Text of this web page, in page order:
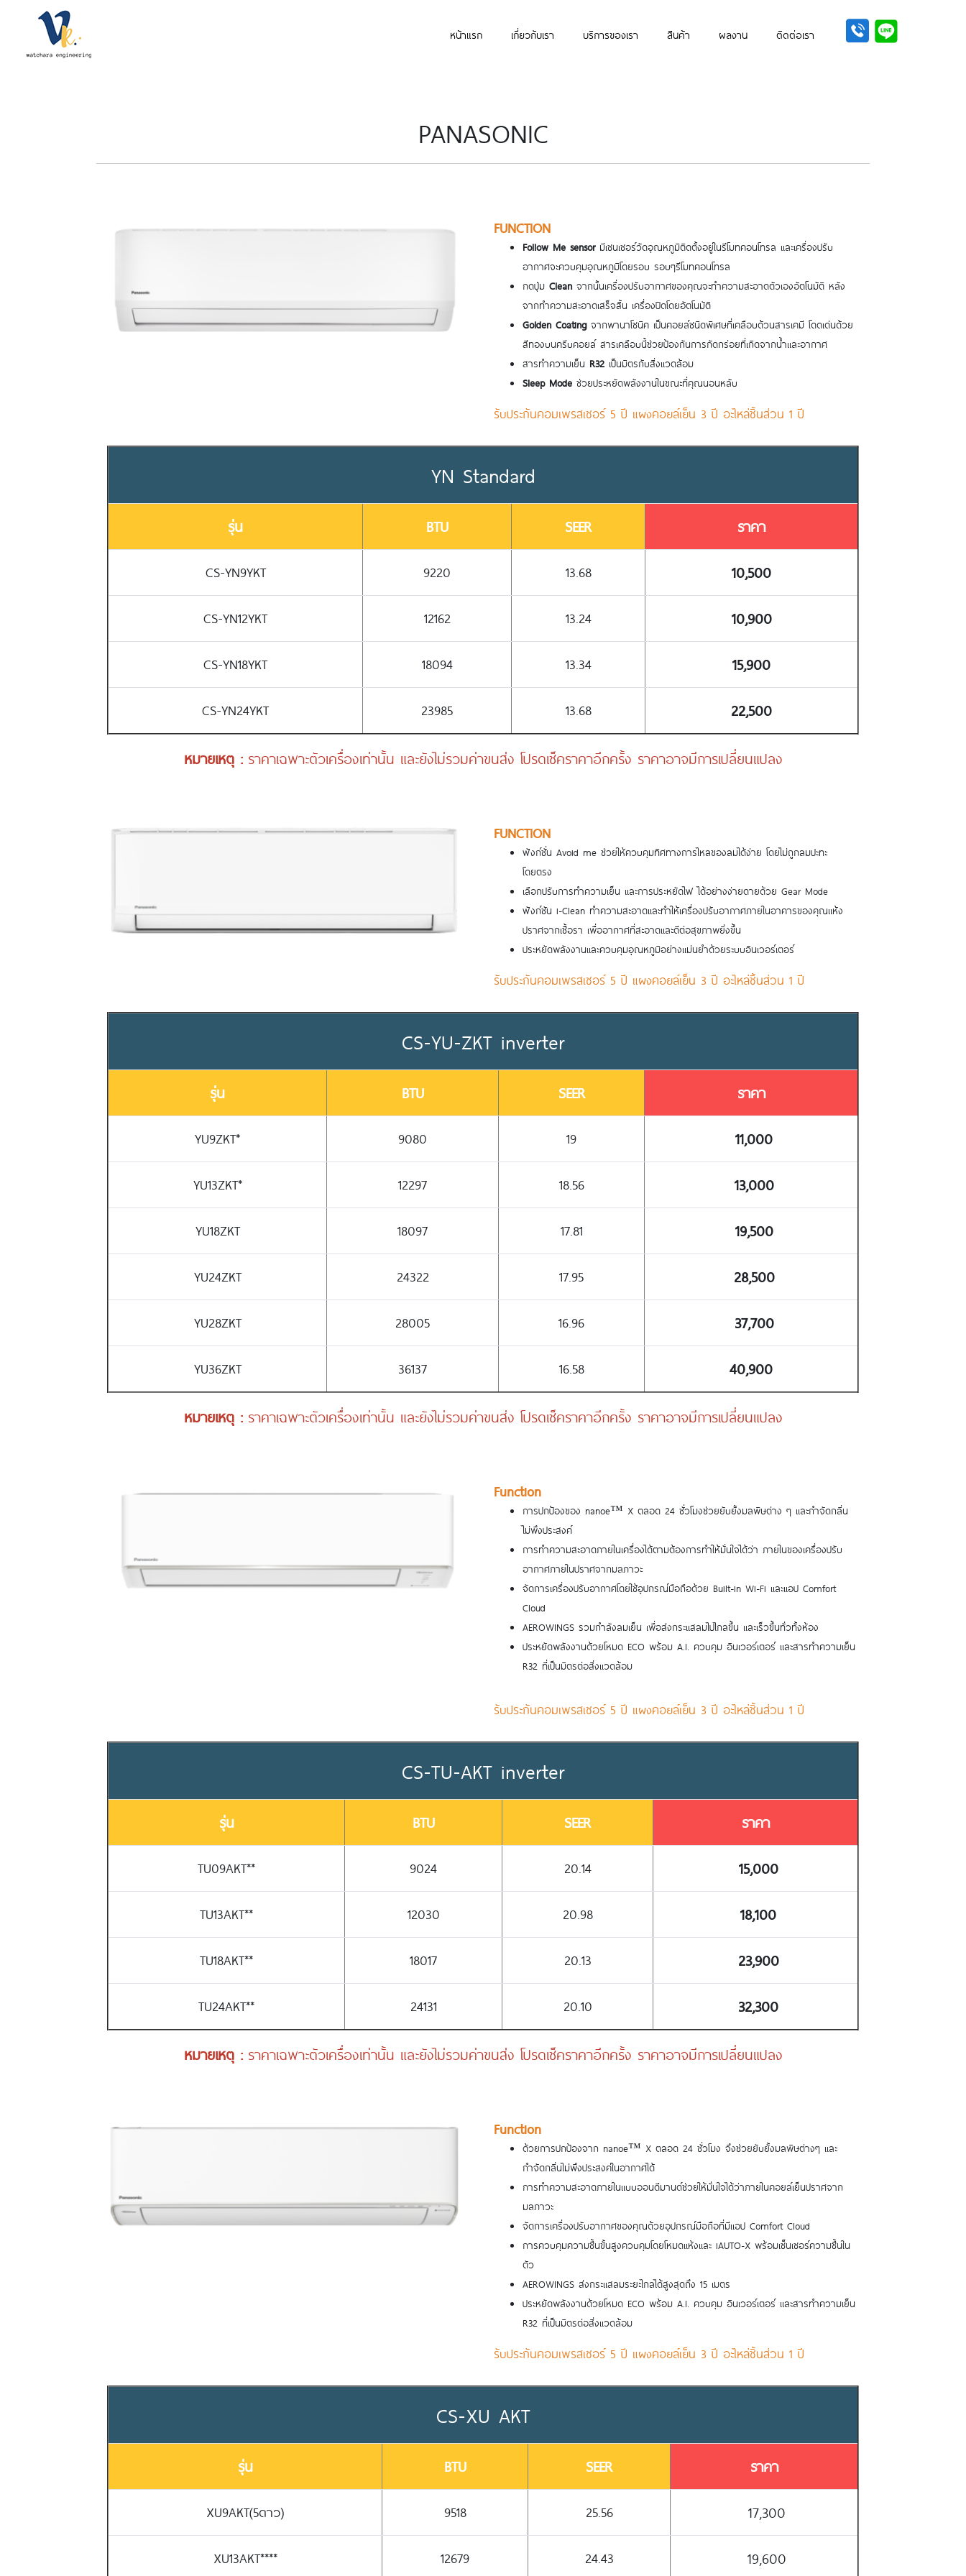
หน้าแรก เกี่ยวกับเรา บริการของเรา สินค้า ผลงาน ติดต่อเรา
PANASONIC
FUNCTION
Follow Me sensorมีเซนเซอร์วัดอุณหภูมิติดตั้งอยู่ในรีโมทคอนโทรล และเครื่องปรับ
อากาศจะควบคุมอุณหภูมิโดยรอบ รอบๆรีโมทคอนโทรล
กดปุ่ม Cleanจากนั้นเครื่องปรับอากาศของคุณจะทำความสะอาดตัวเองอัตโนมัติ หลัง
จากทำความสะอาดเสร็จสิ้น เครื่องปิดโดยอัตโนมัติ
Golden Coatingจากพานาโซนิค เป็นคอยล์ชนิดพิเศษที่เคลือบด้วนสารเคมี โดดเด่นด้วย
สีทองบนครีบคอยล์ สารเคลือบนี้ช่วยป้องกันการกัดกร่อยที่เกิดจากน้ำและอากาศ
สารทำความเย็น R32 เป็นมิตรกับสิ่งแวดล้อม
Sleep Mode ช่วยประหยัดพลังงานในขณะที่คุณนอนหลับ
รับประกันคอมเพรสเซอร์ 5 ปี แผงคอยล์เย็น 3 ปี อะไหล่ชิ้นส่วน 1 ปี
YN Standard
รุ่น BTU SEER ราคา
CS-YN9YKT 9220 13.68 10,500
CS-YN12YKT 12162 13.24 10,900
CS-YN18YKT 18094 13.34 15,900
CS-YN24YKT 23985 13.68 22,500
หมายเหตุ : ราคาเฉพาะตัวเครื่องเท่านั้น และยังไม่รวมค่าขนส่ง โปรดเช็คราคาอีกครั้ง ราคาอาจมีการเปลี่ยนแปลง
FUNCTION
ฟังก์ชั่น Avoid me ช่วยให้ควบคุมทิศทางการไหลของลมได้ง่าย โดยไม่ถูกลมปะทะ
โดยตรง
เลือกปรับการทำความเย็น และการประหยัดไฟ ได้อย่างง่ายดายด้วย Gear Mode
ฟังก์ชัน i-Clean ทำความสะอาดและทำให้เครื่องปรับอากาศภายในอาคารของคุณแห้ง
ปราศจากเชื้อรา เพื่ออากาศที่สะอาดและดีต่อสุขภาพยิ่งขึ้น
ประหยัดพลังงานและควบคุมอุณหภูมิอย่างแม่นยำด้วยระบบอินเวอร์เตอร์
รับประกันคอมเพรสเซอร์ 5 ปี แผงคอยล์เย็น 3 ปี อะไหล่ชิ้นส่วน 1 ปี
CS-YU-ZKT inverter
รุ่น BTU SEER ราคา
YU9ZKT* 9080 19 11,000
YU13ZKT* 12297 18.56 13,000
YU18ZKT 18097 17.81 19,500
YU24ZKT 24322 17.95 28,500
YU28ZKT 28005 16.96 37,700
YU36ZKT 36137 16.58 40,900
หมายเหตุ : ราคาเฉพาะตัวเครื่องเท่านั้น และยังไม่รวมค่าขนส่ง โปรดเช็คราคาอีกครั้ง ราคาอาจมีการเปลี่ยนแปลง
Function
การปกป้องของ nanoe™ X ตลอด 24 ชั่วโมงช่วยยับยั้งมลพิษต่าง ๆ และกำจัดกลิ่น
ไม่พึงประสงค์
การทำความสะอาดภายในเครื่องได้ตามต้องการทำให้มั่นใจได้ว่า ภายในของเครื่องปรับ
อากาศภายในปราศจากมลภาวะ
จัดการเครื่องปรับอากาศโดยใช้อุปกรณ์มือถือด้วย Built-in Wi-Fi และแอป Comfort
Cloud
AEROWINGS รวมกำลังลมเย็น เพื่อส่งกระแสลมไปไกลขึ้น และเร็วขึ้นทั่วทั้งห้อง
ประหยัดพลังงานด้วยโหมด ECO พร้อม A.I. ควบคุม อินเวอร์เตอร์ และสารทำความเย็น
R32 ที่เป็นมิตรต่อสิ่งแวดล้อม
รับประกันคอมเพรสเซอร์ 5 ปี แผงคอยล์เย็น 3 ปี อะไหล่ชิ้นส่วน 1 ปี
CS-TU-AKT inverter
รุ่น BTU SEER ราคา
TU09AKT** 9024 20.14 15,000
TU13AKT** 12030 20.98 18,100
TU18AKT** 18017 20.13 23,900
TU24AKT** 24131 20.10 32,300
หมายเหตุ : ราคาเฉพาะตัวเครื่องเท่านั้น และยังไม่รวมค่าขนส่ง โปรดเช็คราคาอีกครั้ง ราคาอาจมีการเปลี่ยนแปลง
Function
ด้วยการปกป้องจาก nanoe™ X ตลอด 24 ชั่วโมง จึงช่วยยับยั้งมลพิษต่างๆ และ
กำจัดกลิ่นไม่พึงประสงค์ในอากาศได้
การทำความสะอาดภายในแบบออนดีมานด์ช่วยให้มั่นใจได้ว่าภายในคอยล์เย็นปราศจาก
มลภาวะ
จัดการเครื่องปรับอากาศของคุณด้วยอุปกรณ์มือถือที่มีแอป Comfort Cloud
การควบคุมความชื้นขั้นสูงควบคุมโดยโหมดแห้งและ iAUTO-X พร้อมเซ็นเซอร์ความชื้นใน
ตัว
AEROWINGS ส่งกระแสลมระยะไกลได้สูงสุดถึง 15 เมตร
ประหยัดพลังงานด้วยโหมด ECO พร้อม A.I. ควบคุม อินเวอร์เตอร์ และสารทำความเย็น
R32 ที่เป็นมิตรต่อสิ่งแวดล้อม
รับประกันคอมเพรสเซอร์ 5 ปี แผงคอยล์เย็น 3 ปี อะไหล่ชิ้นส่วน 1 ปี
CS-XU AKT
รุ่น BTU SEER ราคา
XU9AKT(5ดาว) 9518 25.56 17,300
XU13AKT**** 12679 24.43 19,600